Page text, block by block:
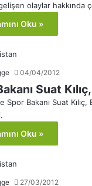
olaylar hakkında
Oku »
04/04/2012
Suat
Spor Bakanı Suat
Oku »
27/03/2012